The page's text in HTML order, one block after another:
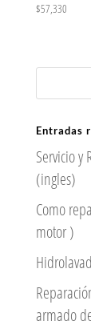
$57,330
Entradas
Servicio
(ingles)
Como
motor )
armado